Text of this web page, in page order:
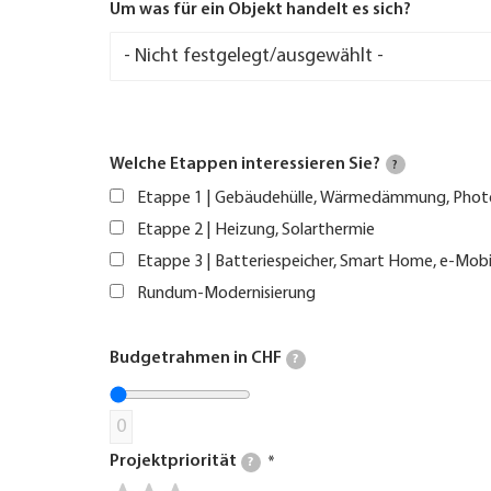
Um was für ein Objekt handelt es sich?
Welche Etappen interessieren Sie? ?
Etappe 1 | Gebäudehülle, Wärmedämmung,
Etappe 2 | Heizung, Solarthermie
Etappe 3 | Batteriespeicher, Smart Home, e-
Rundum-Modernisierung
Budgetrahmen in CHF ?
0
Projektpriorität ?